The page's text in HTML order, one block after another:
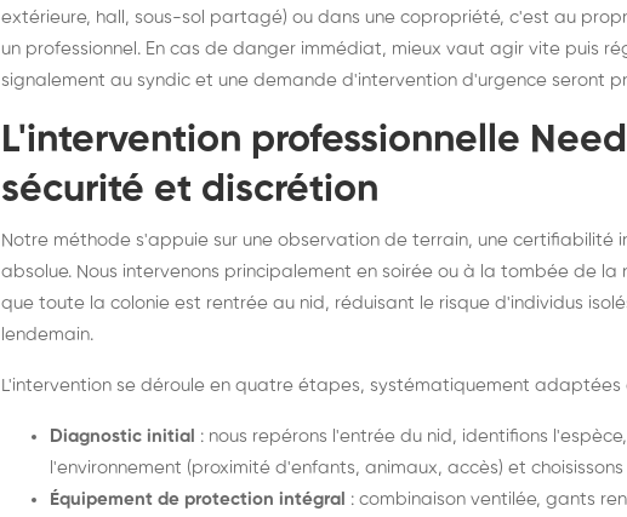
extérieure, hall, sous-sol partagé) ou dans une copropriété, c'est au
un professionnel. En cas de danger immédiat, mieux vaut agir vite puis
signalement au syndic et une demande d'intervention d'urgence seront
L'intervention professionnelle
sécurité et discrétion
Notre méthode s'appuie sur une observation de terrain, une certifiabilité
absolue. Nous intervenons principalement en soirée ou à la tombée de
que toute la colonie est rentrée au nid, réduisant le risque d'individus
lendemain.
L'intervention se déroule en quatre étapes, systématiquement adaptées
Diagnostic initial : nous repérons l'entrée du nid, identifions
l'environnement (proximité d'enfants, animaux, accès) et
Équipement de protection intégral : combinaison ventilée, gants